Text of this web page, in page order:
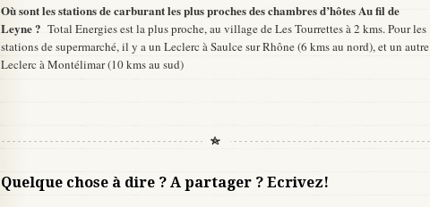
Où sont les stations de carburant les plus proches des chambres d’hôtes Au fil de
Leyne ? Total Energies est la plus proche, au village de Les Tourrettes à 2 kms. Pour les
stations de supermarché, il y a un Leclerc à Saulce sur Rhône (6 kms au nord), et un autre
Leclerc à Montélimar (10 kms au sud)
Quelque chose à dire ? A partager ? Ecrivez!